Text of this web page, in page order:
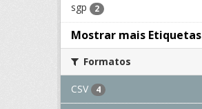
sgp 2
Mostrar mais Etiquetas
Formatos
CSV 4